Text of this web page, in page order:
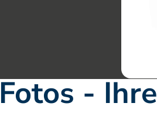
Fotos -